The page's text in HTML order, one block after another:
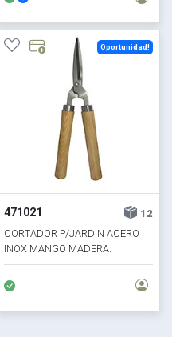
471021
12
CORTADOR P/JARDIN ACERO
INOX MANGO MADERA.
32X11.5CM
Oportunidad!